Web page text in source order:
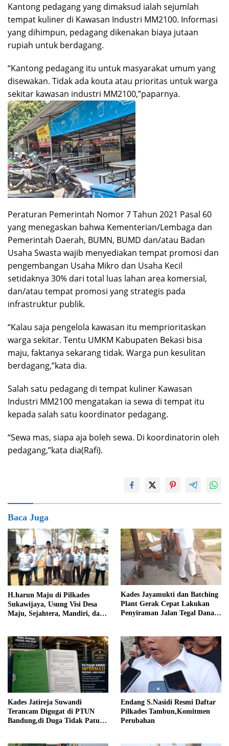
Kantong pedagang yang dimaksud ialah sejumlah
tempat kuliner di Kawasan Industri MM2100. Informasi
yang dihimpun, pedagang dikenakan biaya jutaan
rupiah untuk berdagang.
“Kantong pedagang itu untuk masyarakat umum yang
disewakan. Tidak ada kouta atau prioritas untuk warga
sekitar kawasan industri MM2100,”paparnya.
Peraturan Pemerintah Nomor 7 Tahun 2021 Pasal 60
yang menegaskan bahwa Kementerian/Lembaga dan
Pemerintah Daerah, BUMN, BUMD dan/atau Badan
Usaha Swasta wajib menyediakan tempat promosi dan
pengembangan Usaha Mikro dan Usaha Kecil
setidaknya 30% dari total luas lahan area komersial,
dan/atau tempat promosi yang strategis pada
infrastruktur publik.
“Kalau saja pengelola kawasan itu memprioritaskan
warga sekitar. Tentu UMKM Kabupaten Bekasi bisa
maju, faktanya sekarang tidak. Warga pun kesulitan
berdagang,”kata dia.
Salah satu pedagang di tempat kuliner Kawasan
Industri MM2100 mengatakan ia sewa di tempat itu
kepada salah satu koordinator pedagang.
“Sewa mas, siapa aja boleh sewa. Di koordinatorin oleh
pedagang,”kata dia(Rafi).
Baca Juga
H.harun Maju di Pilkades
Sukawijaya, Usung Visi Desa
Maju, Sejahtera, Mandiri, dan
Kades Jayamukti dan Batching
Plant Gerak Cepat Lakukan
Penyiraman Jalan Tegal Danas
Kades Jatireja Suwandi
Terancam Digugat di PTUN
Bandung,di Duga Tidak Patuhi
Endang S.Nasidi Resmi Daftar
Pilkades Tambun,Komitmen
Perubahan